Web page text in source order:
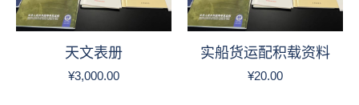
天文表册
¥3,000.00
实船货运配积载资料
¥20.00